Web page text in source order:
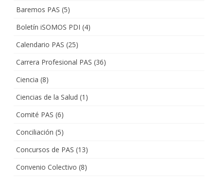
Baremos PAS (5)
Boletín iSOMOS PDI (4)
Calendario PAS (25)
Carrera Profesional PAS (36)
Ciencia (8)
Ciencias de la Salud (1)
Comité PAS (6)
Conciliación (5)
Concursos de PAS (13)
Convenio Colectivo (8)